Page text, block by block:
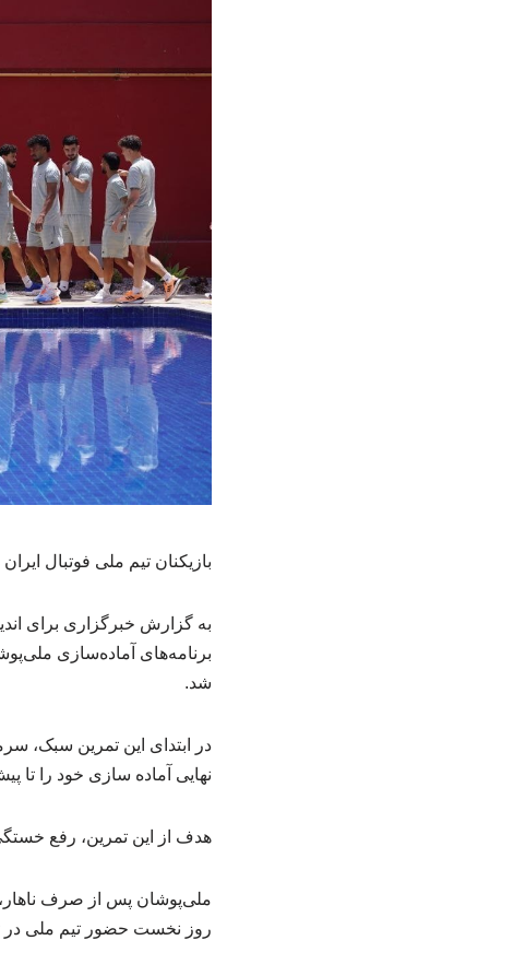
بازیکنان تیم ملی فوتبال
به گزارش خبرگزاری برای
برنامه‌های آماده‌سازی
شد.
در ابتدای این تمرین سبک،
نهایی آماده سازی خود را تا
هدف از این تمرین، رفع
ملی‌پوشان پس از صرف ناهار،
روز نخست حضور تیم ملی در